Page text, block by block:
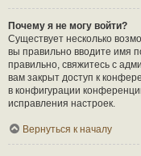
Почему я не могу войти?
Существует несколько
вы правильно вводите имя
правильно, свяжитесь с
вам закрыт доступ к
в конфигурации
исправления настроек.
Вернуться к началу